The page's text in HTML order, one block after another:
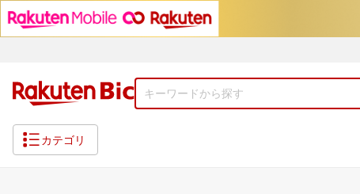
カテゴリ